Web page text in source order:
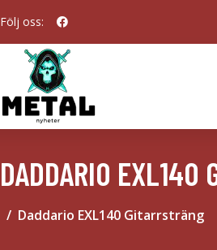
Följ oss:
DADDARIO EXL140
Daddario EXL140 Gitarrsträng